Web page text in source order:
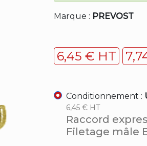
Marque : PREVOST
6,45 € HT
Conditionnement :
6,45 € HT
Raccord
Filetage mâle